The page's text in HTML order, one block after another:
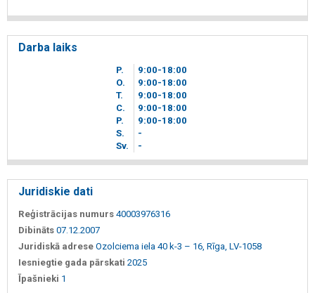
Darba laiks
P. 9 00-18 00
O.
9 00-18 00
T.
9 00-18 00
C.
9 00-18 00
P.
9 00-18 00
S.
-
Sv.
-
Juridiskie dati
Reģistrācijas numurs 40003976316
Dibināts 07.12.2007
Juridiskā adrese Ozolciema iela 40 k-3 – 16, Rīga, LV-1058
Iesniegtie gada pārskati 2025
Īpašnieki 1